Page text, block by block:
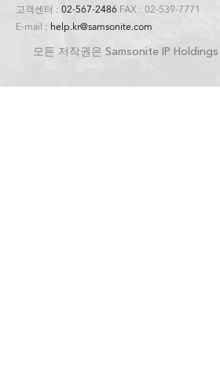
고객센터 : 02-567-2486 FAX : 02-539-7771
E-mail : help.kr@samsonite.com
모든 저작권은 Samsonite IP